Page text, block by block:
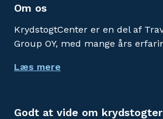
Om os
KrydstogtCenter er en del af
Group OY, med mange års
Læs mere
Godt at vide om krydstogter